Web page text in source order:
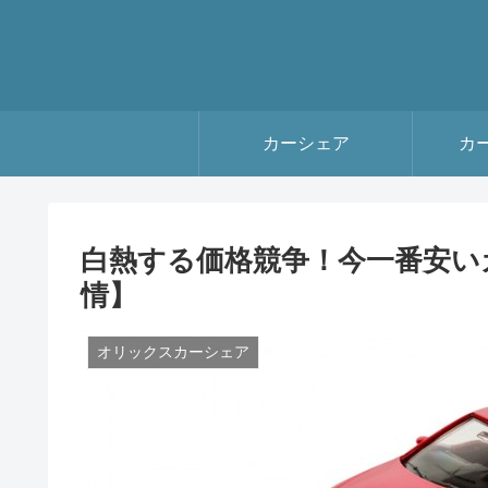
カーシェア カ
白熱する価格競争！今一番安
情】
オリックスカーシェア